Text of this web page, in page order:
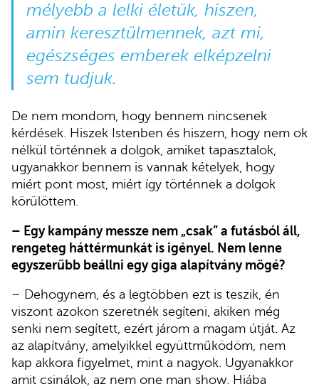
mélyebb a lelki életük, hiszen,
amin keresztülmennek, azt mi,
egészséges emberek elképzelni
sem tudjuk.
De nem mondom, hogy bennem nincsenek
kérdések. Hiszek Istenben és hiszem, hogy nem ok
nélkül történnek a dolgok, amiket tapasztalok,
ugyanakkor bennem is vannak kételyek, hogy
miért pont most, miért így történnek a dolgok
körülöttem.
– Egy kampány messze nem „csak” a futásból áll,
rengeteg háttérmunkát is igényel. Nem lenne
egyszerűbb beállni egy giga alapítvány mögé?
– Dehogynem, és a legtöbben ezt is teszik, én
viszont azokon szeretnék segíteni, akiken még
senki nem segített, ezért járom a magam útját. Az
az alapítvány, amelyikkel együttműködöm, nem
kap akkora figyelmet, mint a nagyok. Ugyanakkor
amit csinálok, az nem one man show. Hiába